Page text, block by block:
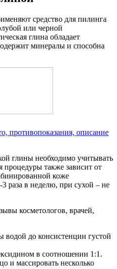
средство для пилинга
или черной
глина обладает
минералы и способна
противопоказания, описание
глины необходимо учитывать
процедуры также зависит от
коже
3 раза в неделю, при сухой – не
водой до консистенции густой
в соотношении 1:1.
и массировать несколько